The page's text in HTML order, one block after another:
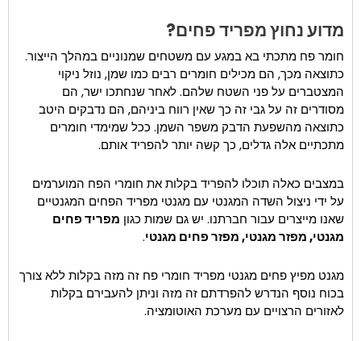
מדוע נחוץ מפריד פחים?
חומר פח מתכתי בא במגע עם משטחים שמנוניים במהלך הייצור.
כתוצאה מכך, הם מכילים חומרים רבים כמו שמן, נוזל ניקוי
המצטברים על פני השטח שלהם. לאחר שנחתכו ישר, הם
מסודרים זה על גבי זה כך שאין רווח ביניהם, הם נדבקים היטב
כתוצאה מהשפעת הדבק משפר השמן. ככל שמימדי חומרים
מתכתיים אלה גדלים, כך קשה יותר להפריד אותם.
במצבים כאלה תוכלו להפריד בקלות את חומרי הפח המוערמים
על ידי ניצול השדה המגנטי עם מגנטי מפריד הפחים המגנטיים
שאנו מייצרים עבור חברתנו. יש גם שמות כגון מפריד פחים
מגנטי, מפזר מגנטי, מפזר פחים מגנטי.
מגנט מפיץ פחים מגנטי מפריד חומרי פח זה מזה בקלות ללא צורך
בכוח נוסף הנדרש להפרדתם זה מזה וניתן להעבירם בקלות
לאזורים הרצויים עם מערכת האוטומציה.